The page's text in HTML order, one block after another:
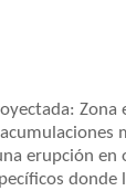
Zona
erupción en